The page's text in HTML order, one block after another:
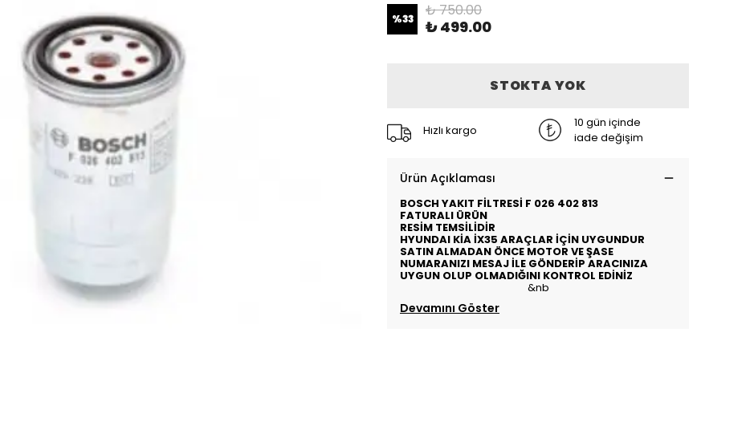
%33 ₺ 750.00
₺ 499.00
STOKTA YOK
Hızlı kargo
10 gün içinde
iade değişim
Ürün Açıklaması
BOSCH YAKIT FİLTRESİ F 026 402 813
FATURALI ÜRÜN
RESİM TEMSİLİDİR
HYUNDAI KİA İX35 ARAÇLAR İÇİN UYGUNDUR
SATIN ALMADAN ÖNCE MOTOR VE ŞASE
NUMARANIZI MESAJ İLE GÖNDERİP ARACINIZA
UYGUN OLUP OLMADIĞINI KONTROL EDİNİZ
&nb
Devamını Göster